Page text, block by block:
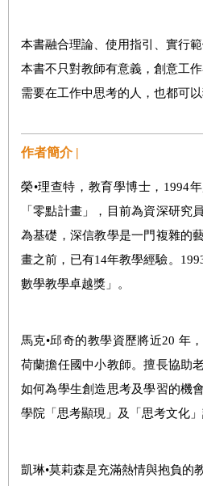
本書融合理論、使用指引、實行
本書不只對教師有意義， 創意工
需要在工作中思考的人，也都可以
作者簡介 |
榮•理查特，教育學博士，1994
「零點計畫」，目前為資深研究
為基礎，深信教學是一門複雜的
畫之前，已有14年教學經驗。
數學教學卓越獎」。
馬克•邱奇的教學資歷將近20 年
荷蘭擔任國中小教師。擅長協助
如何為學生創造思考及學習的機
學院「思考顯現 」及「思考文化
凱琳•莫莉森是充滿熱情與抱負的